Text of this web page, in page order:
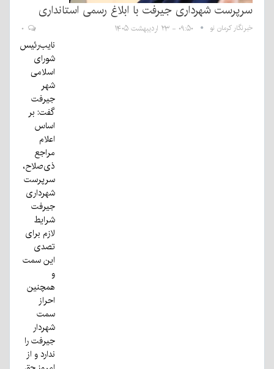
سرپرست شهرداری جیرفت با ابلاغ رسمی استانداری
خبرنگار کرمان نو ۰۹:۵۰ - ۲۳ اردیبهشت ۱۴۰۵
نایب‌رئیس
شورای
اسلامی
شهر
جیرفت
گفت: بر
اساس
اعلام
مراجع
ذی‌صلاح،
سرپرست
شهرداری
جیرفت
شرایط
لازم برای
تصدی
این سمت
و
همچنین
احراز
سمت
شهردار
جیرفت را
ندارد و از